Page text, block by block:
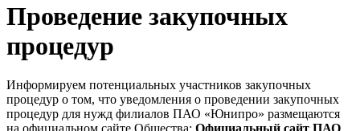
Проведение закупочных
процедур
Информируем потенциальных участников закупочных
процедур о том, что уведомления о проведении закупочных
процедур для нужд филиалов ПАО «Юнипро» размещаются
на официальном сайте Общества: Официальный сайт ПАО